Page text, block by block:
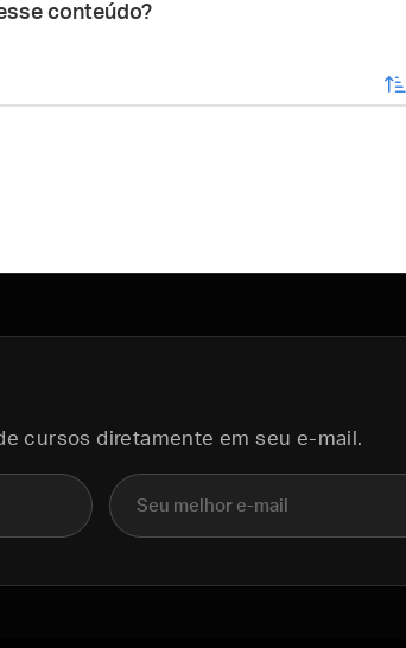
conteúdo?
enviar
cursos diretamente em seu e-mail.
E-mail